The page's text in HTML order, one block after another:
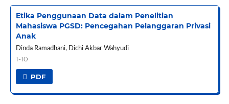
Etika Penggunaan Data dalam Penelitian
Mahasiswa PGSD: Pencegahan Pelanggaran Privasi
Anak
Dinda Ramadhani, Dichi Akbar Wahyudi
1-10
PDF